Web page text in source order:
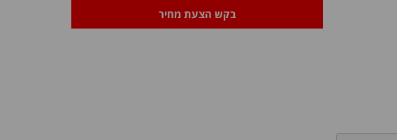
בקש הצעת מחיר